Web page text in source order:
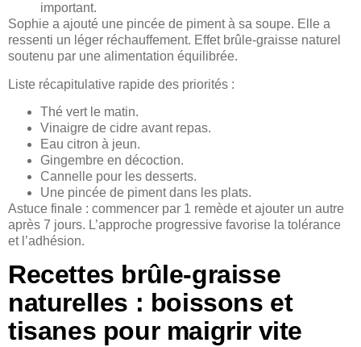
important.
Sophie a ajouté une pincée de piment à sa soupe. Elle a
ressenti un léger réchauffement. Effet brûle-graisse naturel
soutenu par une alimentation équilibrée.
Liste récapitulative rapide des priorités :
Thé vert le matin.
Vinaigre de cidre avant repas.
Eau citron à jeun.
Gingembre en décoction.
Cannelle pour les desserts.
Une pincée de piment dans les plats.
Astuce finale : commencer par 1 remède et ajouter un autre
après 7 jours. L’approche progressive favorise la tolérance
et l’adhésion.
Recettes brûle-graisse
naturelles : boissons et
tisanes pour maigrir vite